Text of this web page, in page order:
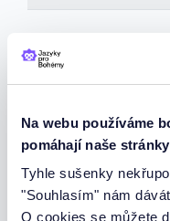
Na webu používáme
pomáhají naše
Tyhle sušenky
"Souhlasím" nám
O cookies se můžete
Máte zájem